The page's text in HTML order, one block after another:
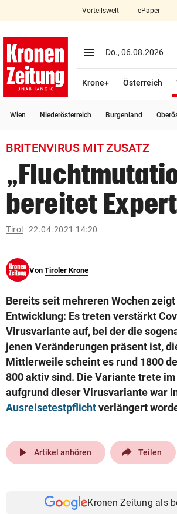
account_circle Anmelden
bookmark
search
Suchbegriff
eingeben
© Krone Multimedia GmbH & Co KG 2026
Vorteilswelt ePaper
menu Menü aufklappen
Do., 06.08.2026
Krone+ Österreich
Wien Niederösterreich Burgenland
BRITENVIRUS MIT ZUSATZ
bereitet
Tirol 22.04.2021 14:20
Von Tiroler Krone
Bereits seit mehreren Wochen
Entwicklung: Es treten verstärkt
Virusvariante auf, bei der die
jenen Veränderungen präsent ist,
Mittlerweile scheint es rund 1800
800 aktiv sind. Die Variante trete
aufgrund dieser Virusvariante war
Ausreisetestpflichtverlängert
play_arrow Artikel anhören Teilen
Kronen Zeitung als